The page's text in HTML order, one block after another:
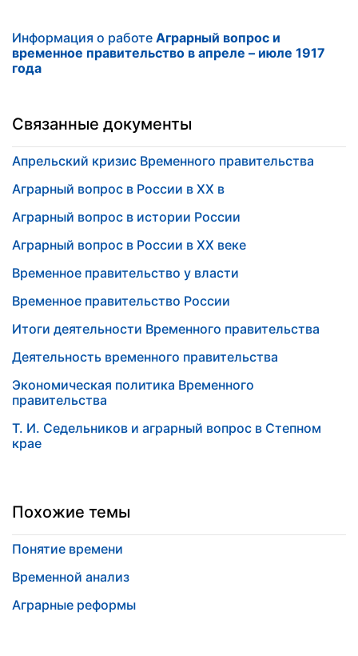
Информация о работе Аграрный вопрос и
временное правительство в апреле – июле 1917
года
Связанные документы
Апрельский кризис Временного правительства
Аграрный вопрос в России в XX в
Аграрный вопрос в истории России
Аграрный вопрос в России в XX веке
Временное правительство у власти
Временное правительство России
Итоги деятельности Временного правительства
Деятельность временного правительства
Экономическая политика Временного
правительства
Т. И. Седельников и аграрный вопрос в Степном
крае
Похожие темы
Понятие времени
Временной анализ
Аграрные реформы